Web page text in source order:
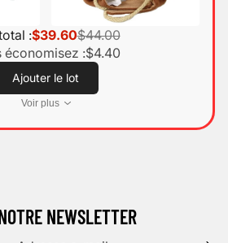
:$39.60$44.00
économisez :$4.40
Ajouter le lot
Voir plus
NEWSLETTER